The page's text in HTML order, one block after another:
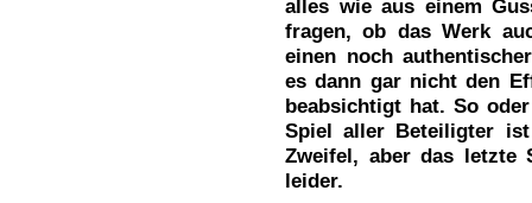
alles wie aus einem
fragen, ob das Werk
einen noch
es dann gar nicht den
beabsichtigt hat. So
Spiel aller Beteiligter
Zweifel, aber das letzte
leider.